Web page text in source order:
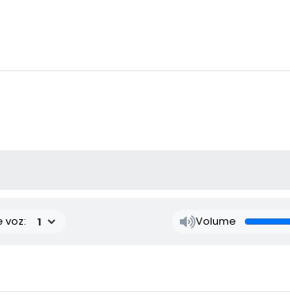
voz: Volume